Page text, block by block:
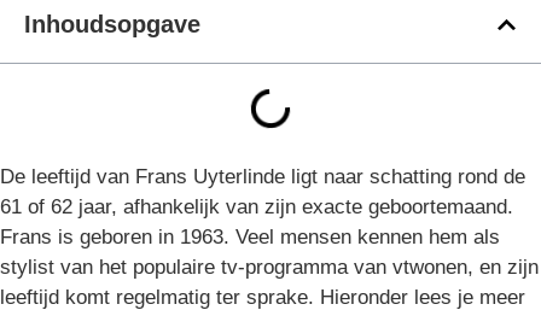
Inhoudsopgave
De leeftijd van Frans Uyterlinde ligt naar schatting rond de
61 of 62 jaar, afhankelijk van zijn exacte geboortemaand.
Frans is geboren in 1963. Veel mensen kennen hem als
stylist van het populaire tv-programma van vtwonen, en zijn
leeftijd komt regelmatig ter sprake. Hieronder lees je meer